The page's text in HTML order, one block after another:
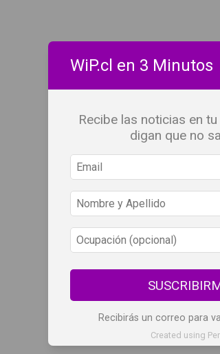
GLOSARIO DEL VINO
WiP.cl en 3 Minutos
Recibe las noticias en
digan que no
Recibirás un correo para
Created using